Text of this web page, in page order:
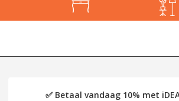
✅ Betaal vandaag 10% met